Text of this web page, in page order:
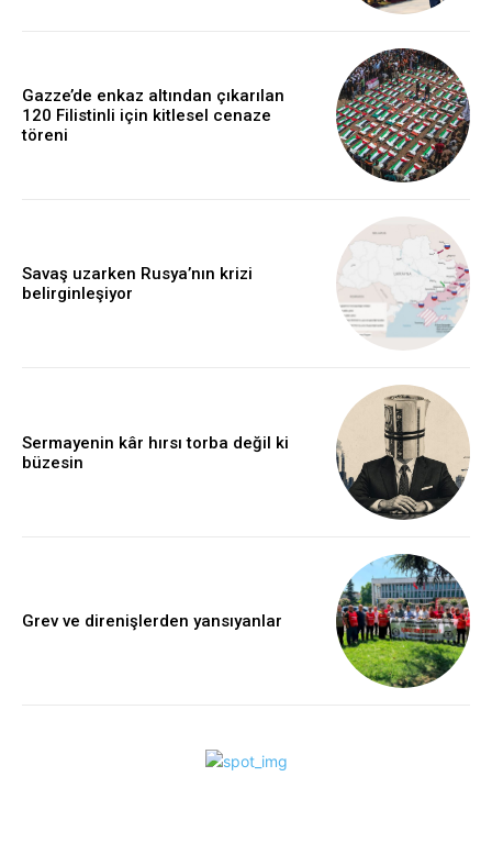
Gazze’de enkaz altından çıkarılan
120 Filistinli için kitlesel cenaze
töreni
Savaş uzarken Rusya’nın krizi
belirginleşiyor
Sermayenin kâr hırsı torba değil ki
büzesin
Grev ve direnişlerden yansıyanlar